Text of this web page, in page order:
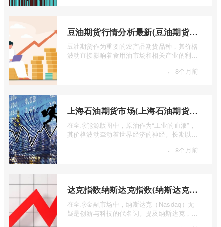
豆油期货行情分析最新(豆油期货行情实时行情)
豆油期货作为重要的农产品期货品种，其价格
波动直接影响着食用油市场和相关产业的利
· 8个月前
上海石油期货市场(上海石油期货市场行情)
在全球能源版图中，原油作为“工业的血液”，
其价格波动牵动着世界经济的神经。长期以
· 8个月前
达克指数纳斯达克指数(纳斯达克指数与纳斯达克100的区别)
在全球金融市场中，纳斯达克（Nasdaq）无
疑是创新与科技的代名词。提及纳斯达克，人